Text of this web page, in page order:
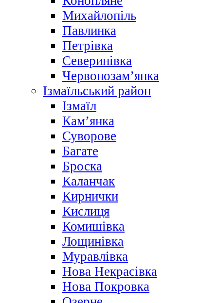
Михайлопіль
Павлинка
Петрівка
Северинівка
Червонозам’янка
Ізмаїльський район
Ізмаїл
Кам’янка
Суворове
Багате
Броска
Каланчак
Кирнички
Кислиця
Комишівка
Лощинівка
Муравлівка
Нова Некрасівка
Нова Покровка